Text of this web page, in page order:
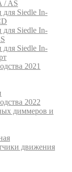
/ AS
Siedle In-
Siedle In-
Siedle In-
2021
2022
диммеров и
движения